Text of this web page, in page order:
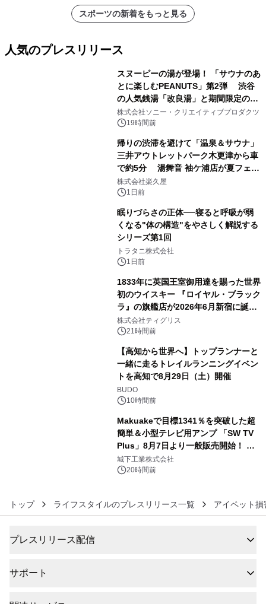
スポーツの新着をもっと見る
人気のプレスリリース
スヌーピーの湯が登場！ 「サウナのあ
とに楽しむPEANUTS」第2弾 渋谷
の人気銭湯「改良湯」と期間限定のコ
ラボレーション サウナイキタイコラ
ボグッズも発売決定！
株式会社ソニー・クリエイティブプロダクツ
19時間前
帰りの渋滞を避けて「温泉＆サウナ」
三井アウトレットパーク木更津から車
で約5分 湯舞音 袖ケ浦店が夏フェア
メニューを提供
株式会社楽久屋
1日前
眠りづらさの正体──寝ると呼吸が弱
くなる"体の構造"をやさしく解説する
シリーズ第1回
トラタニ株式会社
1日前
1833年に英国王室御用達を賜った世界
初のウイスキー 『ロイヤル・ブラック
ラ』の旗艦店が2026年6月新宿に誕
生 バカルディ ジャパンと連携した
没入型バー「BAR Arca」
株式会社ティグリス
21時間前
【高知から世界へ】トップランナーと
一緒に走るトレイルランニングイベン
トを高知で8月29日（土）開催
BUDO
10時間前
Makuakeで目標1341％を突破した超
簡単＆小型テレビ用アンプ 「SW TV
Plus」8月7日より一般販売開始！ ケ
ーブル1本つなぐだけ、テレビの音が
ぐっと豊かに
城下工業株式会社
20時間前
トップ ライフスタイルのプレスリリース一覧 アイペット
プレスリリース配信
サポート